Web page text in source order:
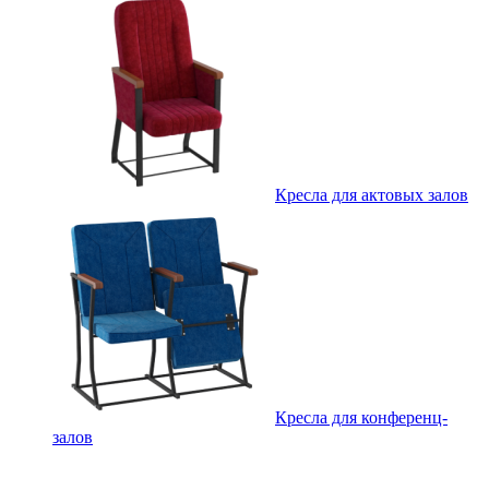
Кресла для актовых залов
Кресла для конференц-
залов